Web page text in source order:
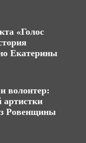
«Голос
Екатерины
волонтер:
артистки
Ровенщины